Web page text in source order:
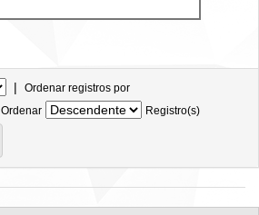
| Ordenar registros por
Ordenar
Registro(s)